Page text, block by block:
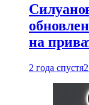
на
2 года спустя